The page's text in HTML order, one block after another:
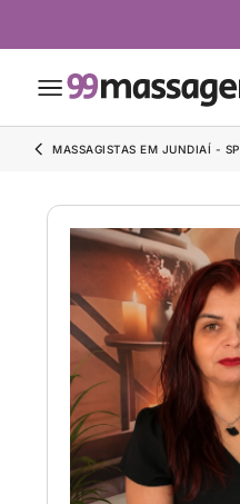
MASSAGISTAS EM JUNDIAÍ - SP